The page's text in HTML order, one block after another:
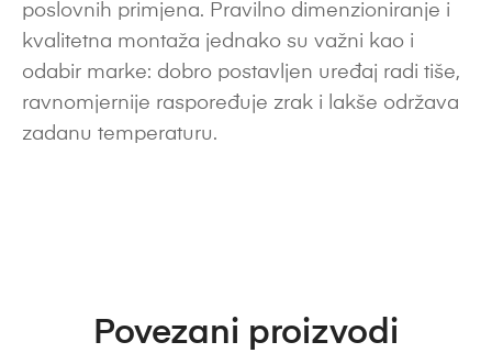
poslovnih primjena. Pravilno dimenzioniranje i
kvalitetna montaža jednako su važni kao i
odabir marke: dobro postavljen uređaj radi tiše,
ravnomjernije raspoređuje zrak i lakše održava
zadanu temperaturu.
Povezani proizvodi